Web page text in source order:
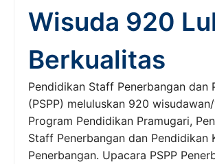
Wisuda 920
Berkualitas
Pendidikan Staff Penerbangan dan
(PSPP) meluluskan 920
Program Pendidikan Pramugari,
Staff Penerbangan dan Pendidikan
Penerbangan. Upacara PSPP